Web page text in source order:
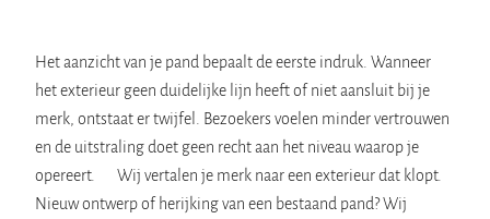
Het aanzicht van je pand bepaalt de eerste indruk. Wanneer
het exterieur geen duidelijke lijn heeft of niet aansluit bij je
merk, ontstaat er twijfel. Bezoekers voelen minder vertrouwen
en de uitstraling doet geen recht aan het niveau waarop je
opereert. Wij vertalen je merk naar een exterieur dat klopt.
Nieuw ontwerp of herijking van een bestaand pand? Wij